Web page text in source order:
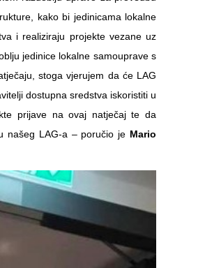
kako bi jedinicama lokalne
i realiziraju projekte vezane uz
jedinice lokalne samouprave s
stoga vjerujem da će LAG
dostupna sredstva iskoristiti u
prijave na ovaj natječaj te da
našeg LAG-a – poručio je Mario